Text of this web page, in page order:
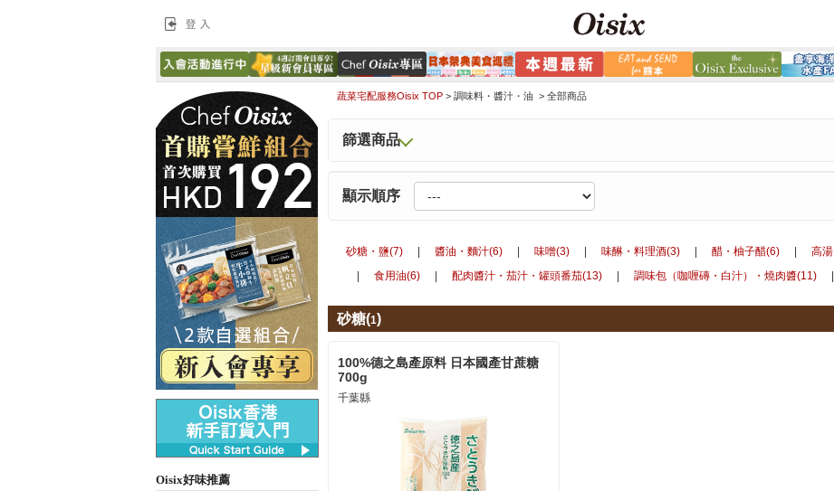
Oisix好味推薦
蔬菜宅配服務Oisix TOP > 調味料・醬汁・油 > 全部商品
篩選商品
顯示順序
砂糖・鹽(7) 醬油・麵汁(6) 味噌(3) 味醂・料理酒(3) 醋・柚子醋(6) 高
食用油(6) 配肉醬汁・茄汁・罐頭番茄(13) 調味包（咖喱磚・白汁）・燒肉醬(11)
砂糖(1)
100%德之島產原料 日本國產甘蔗糖
700g
千葉縣